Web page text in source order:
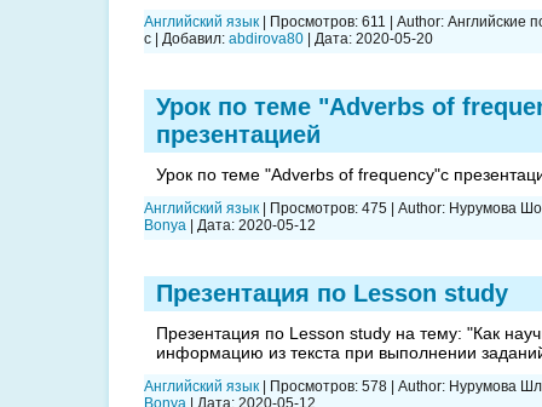
Английский язык Просмотров: 611 Author: Английские
с
Добавил: abdirova80 Дата: 2020-05-20
Урок по теме "Adverbs of
презентацией
Урок по теме "Adverbs of frequency"c
Английский язык Просмотров: 475 Author: Нурумова
Bonya
Дата: 2020-05-12
Презентация по Lesson study
Презентация по Lesson study на тему: "Как
информацию из текста при выполнении
Английский язык Просмотров: 578 Author: Нурумова
Bonya
Дата: 2020-05-12